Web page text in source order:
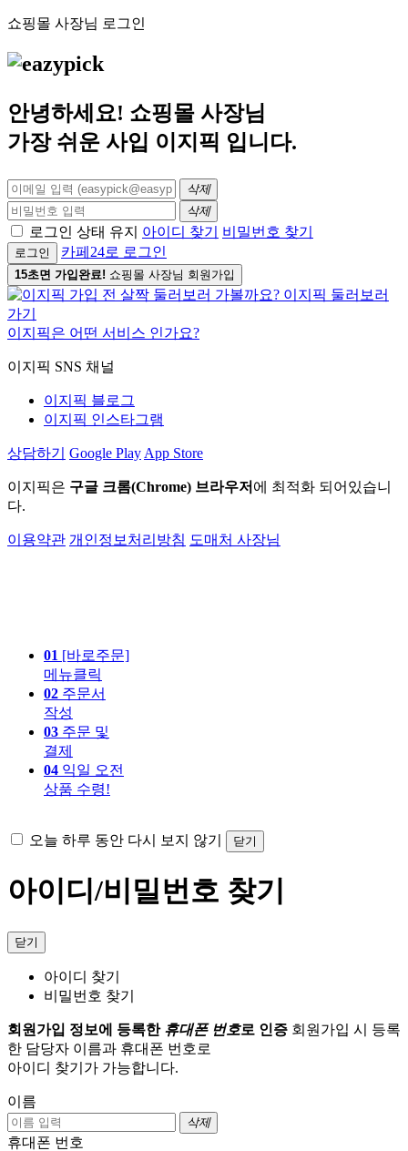
쇼핑몰 사장님 로그인
안녕하세요! 쇼핑몰 사장님
가장 쉬운 사입 이지픽 입니다.
삭제
삭제
로그인 상태 유지 아이디 찾기 비밀번호 찾기
로그인 카페24로 로그인
15초면 가입완료! 쇼핑몰 사장님 회원가입
이지픽은 어떤 서비스 인가요?
이지픽 SNS 채널
이지픽 블로그
이지픽 인스타그램
상담하기 Google Play App Store
이지픽은 구글 크롬(Chrome) 브라우저 에 최적화 되어있습니
다.
이용약관 개인정보처리방침 도매처 사장님
01 [바로주문]
메뉴클릭
02 주문서
작성
03 주문 및
결제
04 익일 오전
상품 수령!
오늘 하루 동안 다시 보지 않기 닫기
아이디/비밀번호 찾기
닫기
아이디 찾기
비밀번호 찾기
회원가입 정보에 등록한 휴대폰 번호로 인증 회원가입 시 등록
한 담당자 이름과 휴대폰 번호로
아이디 찾기가 가능합니다.
이름
삭제
휴대폰 번호